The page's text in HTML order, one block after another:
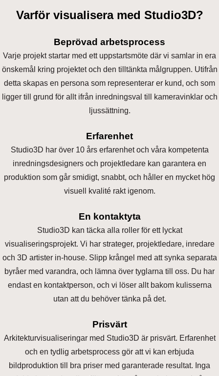
Varför visualisera med Studio3D?
Beprövad arbetsprocess
Varje projekt startar med ett uppstartsmöte där vi samlar in era
önskemål kring projektet och den tilltänkta målgruppen. Utifrån
detta skapas en persona som representerar er kund, och som
ligger till grund för allt ifrån inredningsval till kameravinklar och
ljussättning.
Erfarenhet
Studio3D har över 10 års erfarenhet och våra kompetenta
inredningsdesigners och projektledare kan garantera en
produktion som går smidigt, snabbt, och håller en mycket hög
visuell kvalité rakt igenom.
En kontaktyta
Studio3D kan täcka alla roller för ett lyckat
visualiseringsprojekt. Vi har strateger, projektledare, inredare
och 3D artister in-house. Slipp krångel med att synka separata
byråer med varandra, och lämna över tyglarna till oss. Du har
endast en kontaktperson, och vi löser allt bakom kulisserna
utan att du behöver tänka på det.
Prisvärt
Arkitekturvisualiseringar med Studio3D är prisvärt. Erfarenhet
och en tydlig arbetsprocess gör att vi kan erbjuda
bildproduktion till bra priser med garanterade resultat. Inga